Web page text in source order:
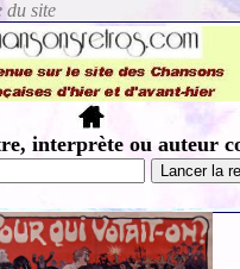
interprète ou auteur